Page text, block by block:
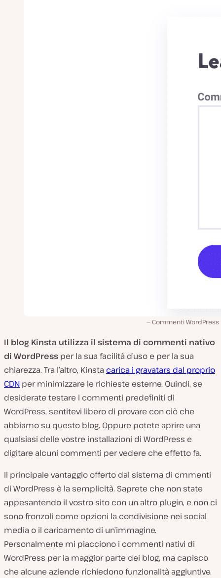
Commenti WordPress
Il blog Kinsta utilizza il sistema di commenti nativo
di WordPress per la sua facilità d’uso e per la sua
chiarezza. Tra l’altro, Kinsta carica i gravatars dal proprio
CDN per minimizzare le richieste esterne. Quindi, se
desiderate testare i commenti predefiniti di
WordPress, sentitevi libero di provare con ciò che
abbiamo su questo blog. Oppure potete aprire una
qualsiasi delle vostre installazioni di WordPress e
digitare alcuni commenti per vedere che effetto fa.
Il principale vantaggio offerto dal sistema di cmmenti
di WordPress è la semplicità. Saprete che non state
appesantendo il vostro sito con un altro plugin, e non ci
sono fronzoli come opzioni la condivisione nei social
media o il caricamento di un’immagine.
Personalmente mi piacciono i commenti nativi di
WordPress per la maggior parte dei blog, ma capisco
che alcune aziende richiedono funzionalità aggiuntive.